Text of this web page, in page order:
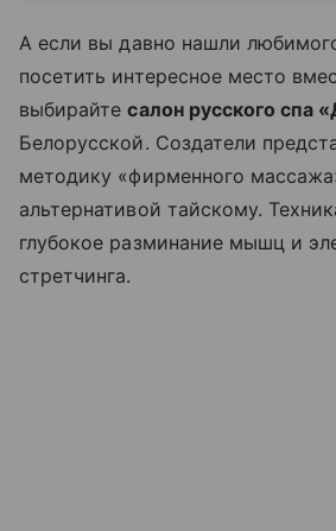
А если вы давно нашли
посетить интересное место
выбирайтесалон русского спа
Белорусской. Создатели
методику «фирменного
альтернативой тайскому.
глубокое разминание мышц и
стретчинга.